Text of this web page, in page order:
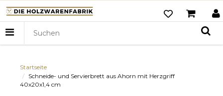
Startseite
Schneide- und Servierbrett aus Ahorn mit Herzgriff
40x20x1,4 cm